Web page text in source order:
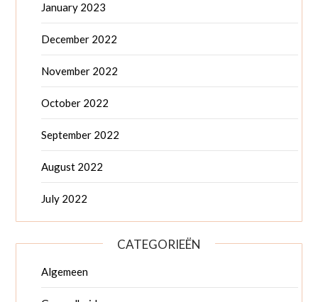
January 2023
December 2022
November 2022
October 2022
September 2022
August 2022
July 2022
CATEGORIEËN
Algemeen